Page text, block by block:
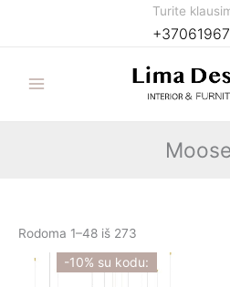
Turite
Rodoma 1–48 iš 273
-10% su kodu: